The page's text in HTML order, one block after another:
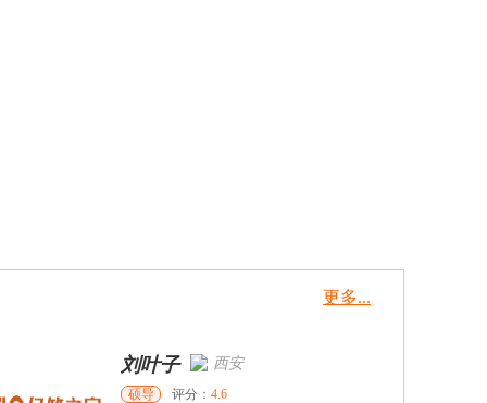
更多...
刘叶子 西安
硕导 评分： 4.6